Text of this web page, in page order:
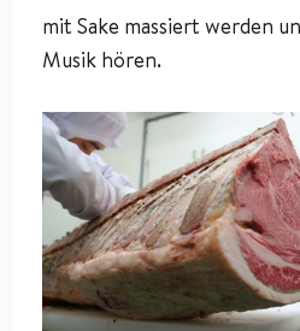
mit Sake massiert werden
Musik hören.